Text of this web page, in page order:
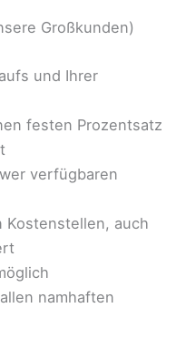
Großkunden)
und Ihrer
festen Prozentsatz
verfügbaren
Kostenstellen, auch
namhaften